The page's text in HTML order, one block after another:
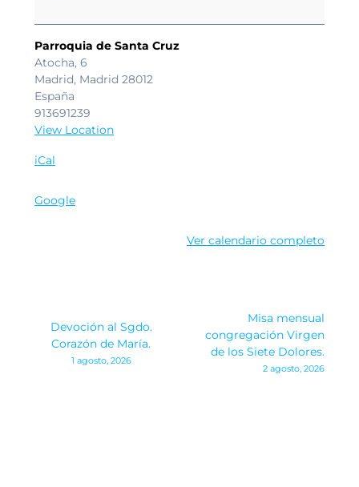
de
Araceli.
Parroquia de Santa Cruz
Atocha, 6
Madrid, Madrid 28012
España
913691239
View Location
iCal
Google
Ver calendario completo
entradas
Devoción al Sgdo.
Corazón de María.
1 agosto, 2026
Misa mensual
congregación Virgen
de los Siete Dolores.
2 agosto, 2026